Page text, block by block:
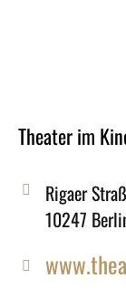
Theater im
Rigaer
10247